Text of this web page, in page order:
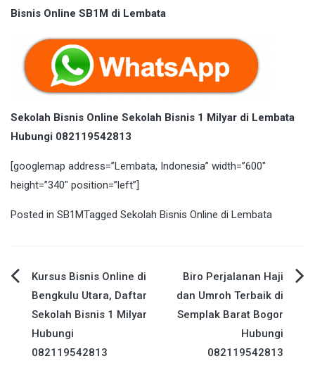
Bisnis Online SB1M di Lembata
Sekolah Bisnis Online Sekolah Bisnis 1 Milyar di Lembata
Hubungi 082119542813
[googlemap address=”Lembata, Indonesia” width=”600″
height=”340″ position=”left”]
Posted in SB1MTagged Sekolah Bisnis Online di Lembata
Post
navigation
Kursus Bisnis Online di
Bengkulu Utara, Daftar
Sekolah Bisnis 1 Milyar
Hubungi
082119542813
Biro Perjalanan Haji
dan Umroh Terbaik di
Semplak Barat Bogor
Hubungi
082119542813